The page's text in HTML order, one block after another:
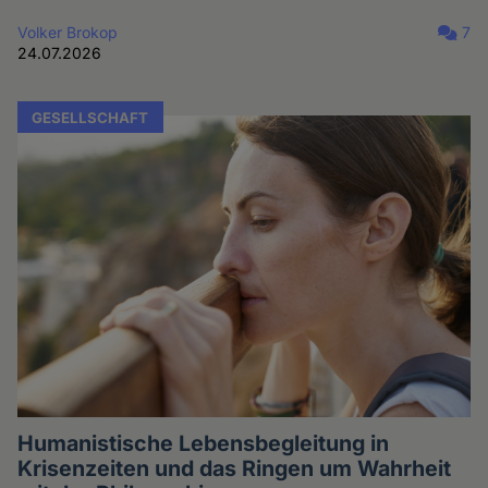
Volker Brokop
24.07.2026
7
GESELLSCHAFT
Humanistische Lebensbegleitung in
Krisenzeiten und das Ringen um Wahrheit